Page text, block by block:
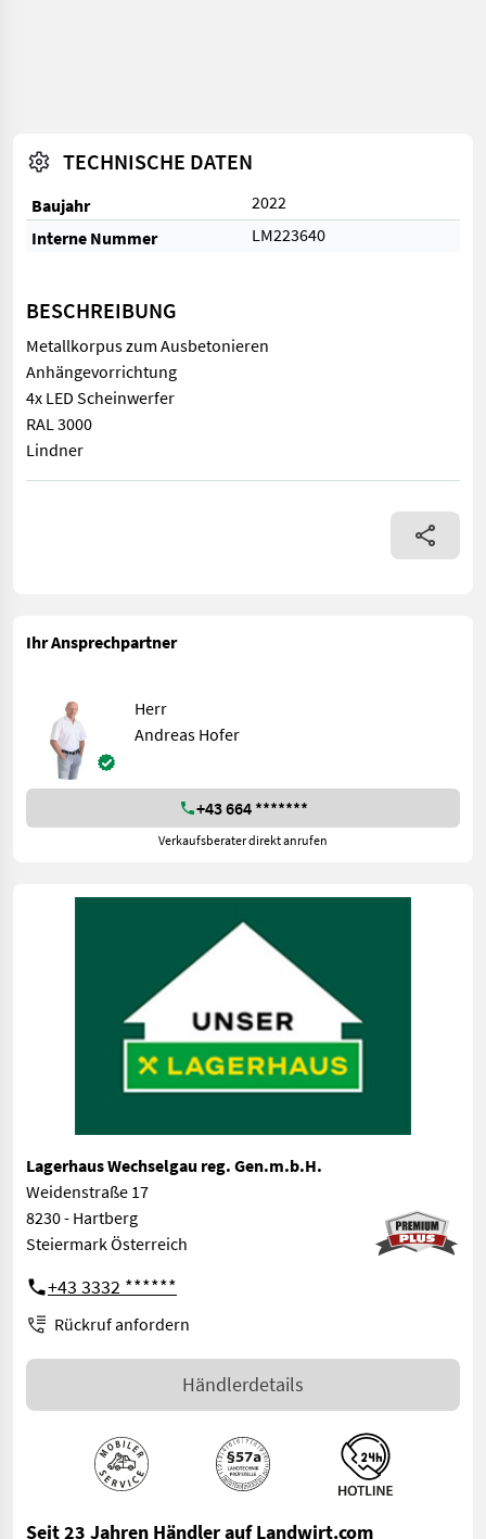
TECHNISCHE DATEN
Baujahr
2022
Interne Nummer
LM223640
BESCHREIBUNG
Metallkorpus zum Ausbetonieren
Anhängevorrichtung
4x LED Scheinwerfer
RAL 3000
Lindner
Metallkorpus zum Ausbetonieren Anhängevorrichtung 4x LED
Ihr Ansprechpartner
Herr
Andreas Hofer
+43 664 *******
Verkaufsberater direkt anrufen
Lagerhaus Wechselgau reg. Gen.m.b.H.
Weidenstraße 17
8230 - Hartberg
Steiermark Österreich
+43 3332 ******
Rückruf anfordern
Händlerdetails
Seit 23 Jahren Händler auf Landwirt.com